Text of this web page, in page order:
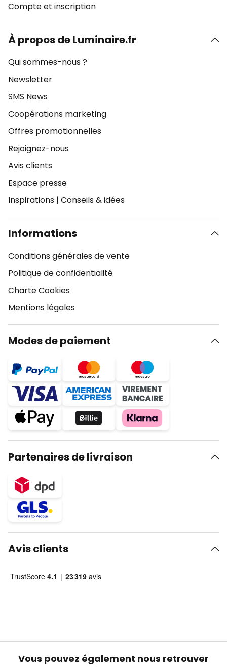
Compte et inscription
À propos de Luminaire.fr
Qui sommes-nous ?
Newsletter
SMS News
Coopérations marketing
Offres promotionnelles
Rejoignez-nous
Avis clients
Espace presse
Inspirations | Conseils & idées
Informations
Conditions générales de vente
Politique de confidentialité
Charte Cookies
Mentions légales
Modes de paiement
Partenaires de livraison
Avis clients
Vous pouvez également nous retrouver